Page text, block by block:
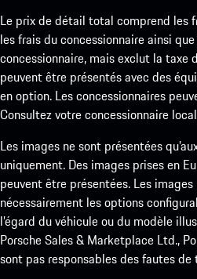
Le prix de détail total comprend les
les frais du concessionnaire ainsi
concessionnaire, mais exclut la taxe
peuvent être présentés avec des
en option. Les concessionnaires
Consultez votre concessionnaire
Les images ne sont présentées
uniquement. Des images prises en
peuvent être présentées. Les
nécessairement les options
l’égard du véhicule ou du modèle
Porsche Sales & Marketplace Ltd.,
sont pas responsables des fautes